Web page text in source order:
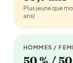
Plus jeune que
ans)
HOMMES /